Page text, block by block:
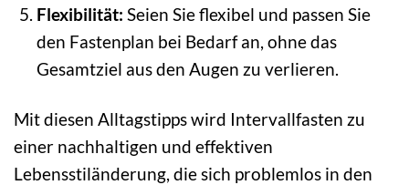
Flexibilität: Seien Sie flexibel und passen Sie
den Fastenplan bei Bedarf an, ohne das
Gesamtziel aus den Augen zu verlieren.
Mit diesen Alltagstipps wird Intervallfasten zu
einer nachhaltigen und effektiven
Lebensstiländerung, die sich problemlos in den